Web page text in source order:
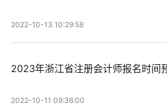
2022-10-13 10:29:58
2023年浙江省注册会计师报名时间
2022-10-11 09:36:00